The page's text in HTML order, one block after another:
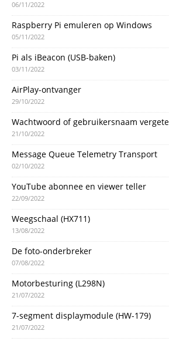
06/11/2022
Raspberry Pi emuleren op Windows
05/11/2022
Pi als iBeacon (USB-baken)
03/11/2022
AirPlay-ontvanger
29/10/2022
Wachtwoord of gebruikersnaam
21/10/2022
Message Queue Telemetry Transport
02/10/2022
YouTube abonnee en viewer teller
22/09/2022
Weegschaal (HX711)
13/08/2022
De foto-onderbreker
07/08/2022
Motorbesturing (L298N)
21/07/2022
7-segment displaymodule (HW-179)
21/07/2022